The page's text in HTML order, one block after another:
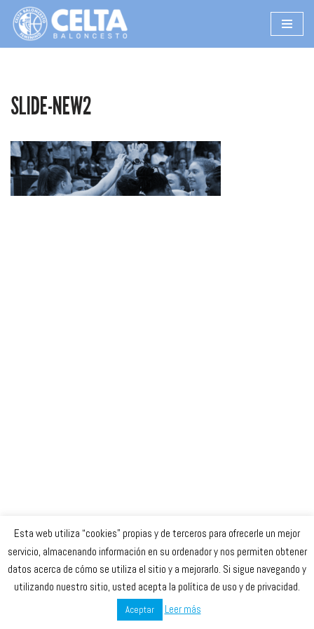
Saltar
SLIDE-NEW2
Celta Baloncesto Femenino. 2023
secretaria@celtabaloncesto.com
Esta web utiliza “cookies” propias y de terceros para ofrecerle un mejor
servicio, almacenando información en su ordenador y nos permiten obtener
datos acerca de cómo se utiliza el sitio y a mejorarlo. Si sigue navegando y
utilizando nuestro sitio, usted acepta la política de uso y de privacidad.
Aceptar Leer más